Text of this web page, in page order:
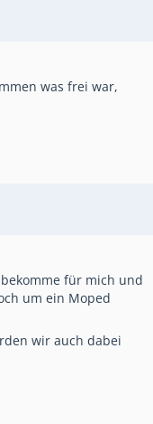
was frei war,
für mich und
um ein Moped
wir auch dabei